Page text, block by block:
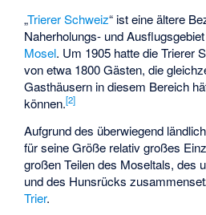
„Trierer Schweiz“ ist eine ältere
Naherholungs- und
Mosel. Um 1905 hatte die Trierer
von etwa 1800 Gästen, die
Gasthäusern in diesem Bereich
können.[2]
Aufgrund des überwiegend
für seine Größe relativ großes
großen Teilen des Moseltals, des
und des Hunsrücks
Trier.